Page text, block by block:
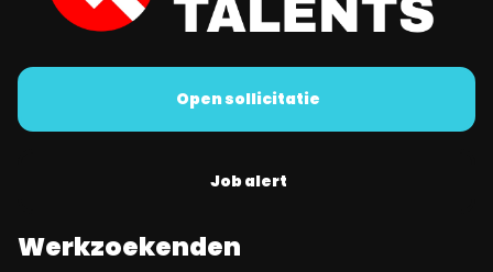
Open sollicitatie
Job alert
Werkzoekenden